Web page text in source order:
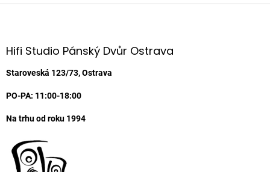
Z
aHifi Studio Pánský Dvůr Ostrava
Staroveská 123/73, Ostrava
PO-PA: 11:00-18:00
Na trhu od roku 1994